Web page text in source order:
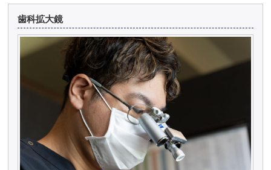
歯科拡大鏡